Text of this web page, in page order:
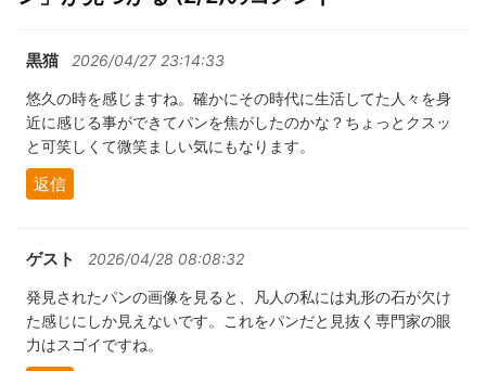
黒猫 2026/04/27 23:14:33
悠久の時を感じますね。確かにその時代に生活してた人々を身
近に感じる事ができてパンを焦がしたのかな？ちょっとクスッ
と可笑しくて微笑ましい気にもなります。
返信
ゲスト 2026/04/28 08:08:32
発見されたパンの画像を見ると、凡人の私には丸形の石が欠け
た感じにしか見えないです。これをパンだと見抜く専門家の眼
力はスゴイですね。